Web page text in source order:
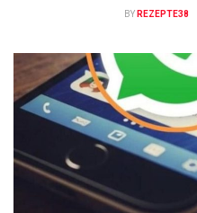
BY REZEPTE38